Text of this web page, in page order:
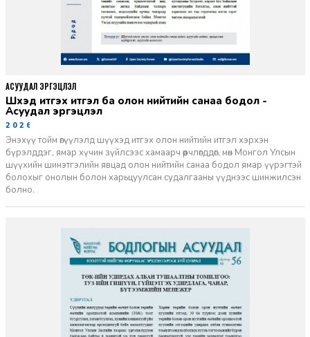
Шүүхэд итгэх итгэл ба олон нийтийн санаа бодол -
Асуудал эргэцүүлэл
2026-06-11
Энэхүү тойм өгүүлэлд шүүхэд итгэх олон нийтийн итгэл хэрхэн
бүрэлддэг, ямар хүчин зүйлсээс хамаарч өөрчлөгддөг, мөн Монгол Улсын
шүүхийн шинэтгэлийн явцад олон нийтийн санаа бодол ямар үүрэгтэй
болохыг онолын болон харьцуулсан судалгааны үүднээс шинжилсэн
болно.
АСУУДАЛ ЭРГЭЦҮҮЛЭЛ